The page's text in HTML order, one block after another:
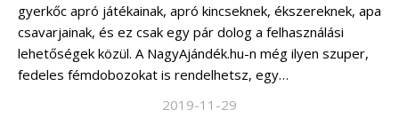
gyerkőc apró játékainak, apró kincseknek, ékszereknek, apa
csavarjainak, és ez csak egy pár dolog a felhasználási
lehetőségek közül. A NagyAjándék.hu-n még ilyen szuper,
fedeles fémdobozokat is rendelhetsz, egy…
2019-11-29